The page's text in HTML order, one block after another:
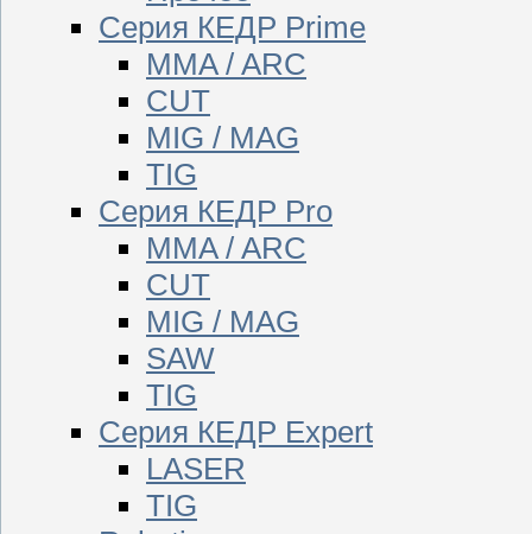
Серия КЕДР Prime
MMA / ARC
CUT
MIG / MAG
TIG
Серия КЕДР Pro
MMA / ARC
CUT
MIG / MAG
SAW
TIG
Серия КЕДР Expert
LASER
TIG